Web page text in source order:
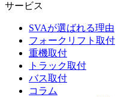
サービス
SVAが選ばれる理由
フォークリフト取付
重機取付
トラック取付
バス取付
コラム